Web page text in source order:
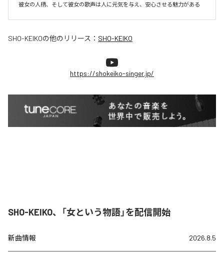
彼女の人柄、そして彼女の歌声は人に元気を与え、安心させる魅力がある
SHO-KEIKOの他のリリース： SHO-KEIKO
https://shokeiko-singer.jp/
SHO-KEIKO、「女という物語」を配信開始
新曲情報 2026.8.5